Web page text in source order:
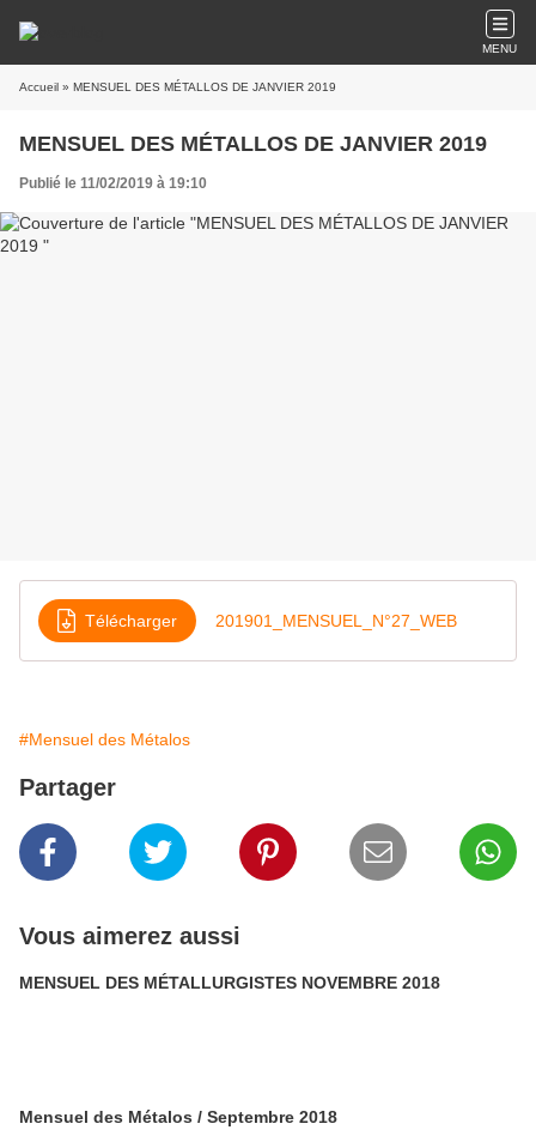
MENU
Accueil » MENSUEL DES MÉTALLOS DE JANVIER 2019
MENSUEL DES MÉTALLOS DE JANVIER 2019
Publié le 11/02/2019 à 19:10
Télécharger 201901_MENSUEL_N°27_WEB
#Mensuel des Métalos
Partager
Vous aimerez aussi
MENSUEL DES MÉTALLURGISTES NOVEMBRE 2018
Mensuel des Métalos / Septembre 2018